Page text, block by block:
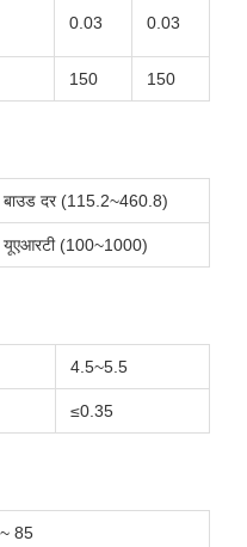
0.03 0.03
150 150
बाउड दर (115.2~460.8)
यूएआरटी (100~1000)
4.5~5.5
≤0.35
85